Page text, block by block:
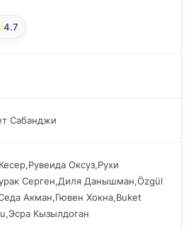
4.7
Сабанджи
Оксуз,Рухи
Серген,Диля Данышман,Özgül
Акман,Гювен Хокна,Buket
Кызылдоган